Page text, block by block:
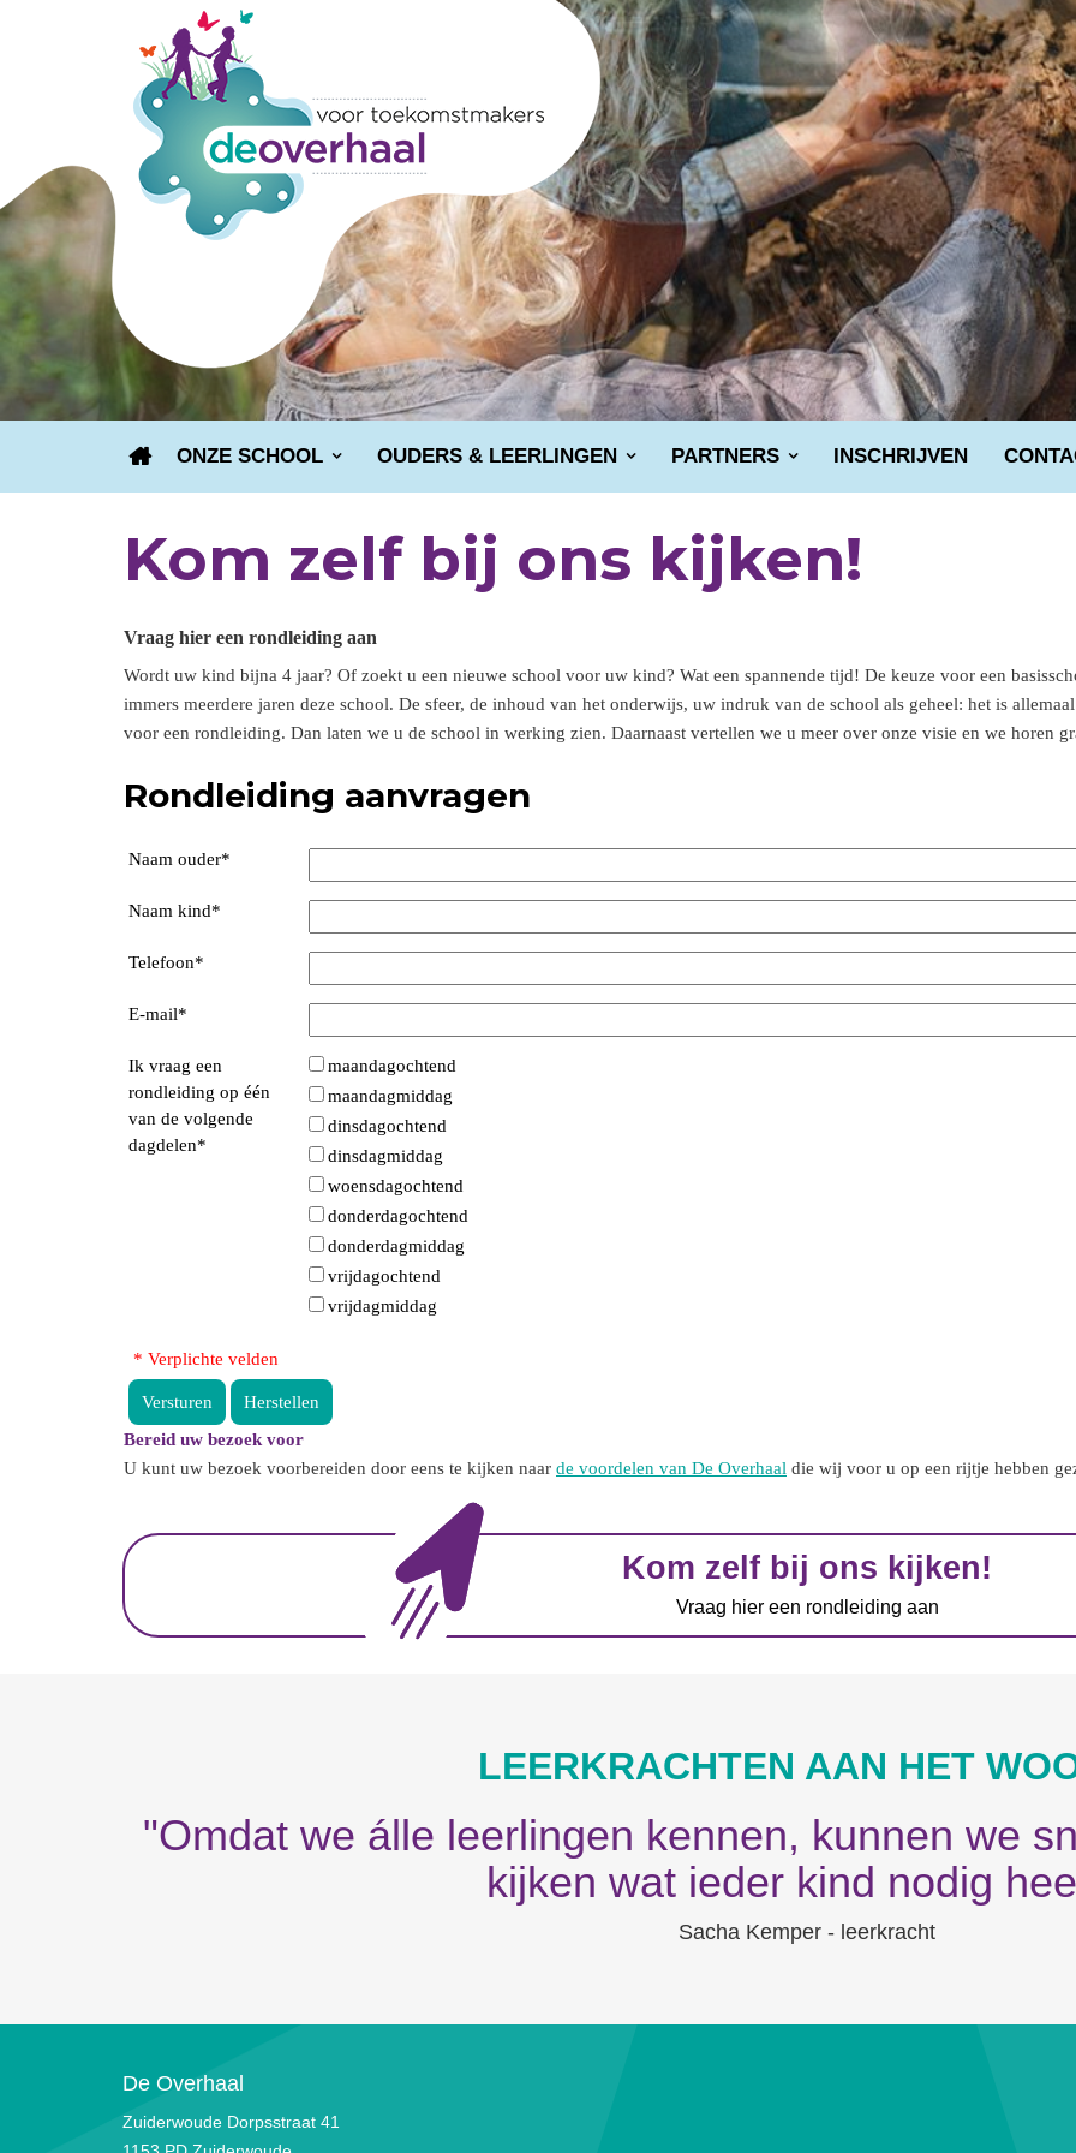
ONZE SCHOOL OUDERS & LEERLINGEN PARTNERS INSCHRIJVEN
Kom zelf bij ons kijken!
Vraag hier een rondleiding aan
Wordt uw kind bijna 4 jaar? Of zoekt u een nieuwe school voor uw kind? Wat een spannende tijd! De keuze voor een
immers meerdere jaren deze school. De sfeer, de inhoud van het onderwijs, uw indruk van de school als geheel: het is
voor een rondleiding. Dan laten we u de school in werking zien. Daarnaast vertellen we u meer over onze visie en we horen
Rondleiding aanvragen
Naam ouder*
Naam kind*
Telefoon*
E-mail*
Ik vraag een
rondleiding op één
van de volgende
dagdelen*
maandagochtend
maandagmiddag
dinsdagochtend
dinsdagmiddag
woensdagochtend
donderdagochtend
donderdagmiddag
vrijdagochtend
vrijdagmiddag
* Verplichte velden
Versturen
Herstellen
Bereid uw bezoek voor
U kunt uw bezoek voorbereiden door eens te kijken naar de voordelen van De Overhaal die wij voor u op een rijtje hebben
Kom zelf bij ons kijken!
Vraag hier een rondleiding aan
LEERKRACHTEN AAN HET
"Omdat we álle leerlingen kennen, kunnen we
kijken wat ieder kind nodig
Sacha Kemper - leerkracht
De Overhaal
Zuiderwoude Dorpsstraat 41